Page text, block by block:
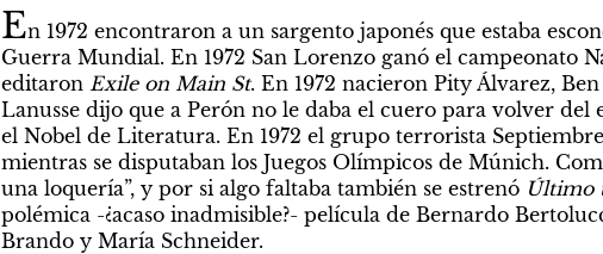
En 1972 encontraron a un sargento japonés que estaba
Guerra Mundial. En 1972 San Lorenzo ganó el campeonato
editaron Exile on Main St. En 1972 nacieron Pity Álvarez,
Lanusse dijo que a Perón no le daba el cuero para volver
el Nobel de Literatura. En 1972 el grupo terrorista Septiembre
mientras se disputaban los Juegos Olímpicos de Múnich.
una loquería”, y por si algo faltaba también se estrenó Último
polémica -¿acaso inadmisible?- película de Bernardo
Brando y María Schneider.